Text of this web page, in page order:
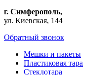
г. Симферополь,
ул. Киевская, 144
Обратный звонок
Мешки и пакеты
Пластиковая тара
Стеклотара